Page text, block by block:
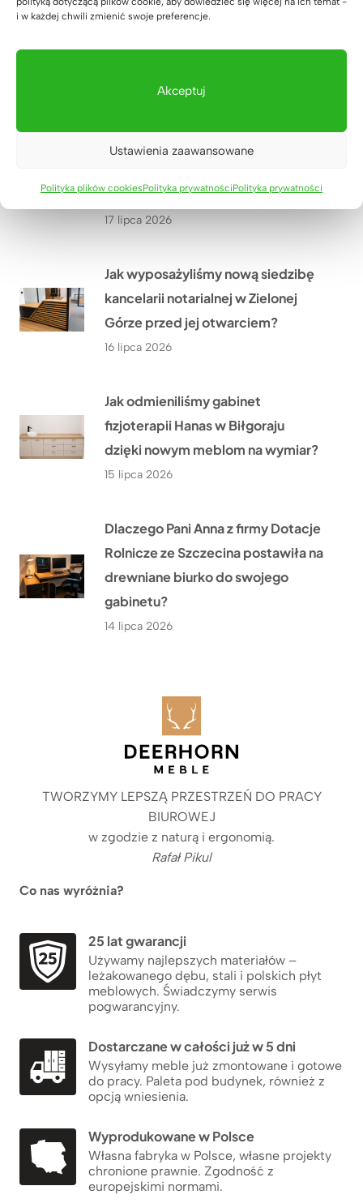
i w każdej chwili zmienić swoje preferencje.
Akceptuj
Ustawienia zaawansowane
Polityka plików cookiesPolityka prywatnościPolityka prywatności
Jak dopasowaliśmy biurko
18 lipca 2026
Jak stworzyliśmy duże stanowisko
HVAC w Krakowie?
17 lipca 2026
Jak wyposażyliśmy nową siedzibę
kancelarii notarialnej w Zielonej
Górze przed jej otwarciem?
16 lipca 2026
Jak odmieniliśmy gabinet
fizjoterapii Hanas w Biłgoraju
dzięki nowym meblom na wymiar?
15 lipca 2026
Dlaczego Pani Anna z firmy Dotacje
Rolnicze ze Szczecina postawiła na
drewniane biurko do swojego
gabinetu?
14 lipca 2026
TWORZYMY LEPSZĄ PRZESTRZEŃ DO PRACY
BIUROWEJ
w zgodzie z naturą i ergonomią.
Rafał Pikul
Co nas wyróżnia?
25 lat gwarancji
Używamy najlepszych materiałów –
leżakowanego dębu, stali i polskich płyt
meblowych. Świadczymy serwis
pogwarancyjny.
Dostarczane w całości już w 5 dni
Wysyłamy meble już zmontowane i gotowe
do pracy. Paleta pod budynek, również z
opcją wniesienia.
Wyprodukowane w Polsce
Własna fabryka w Polsce, własne projekty
chronione prawnie. Zgodność z
europejskimi normami.